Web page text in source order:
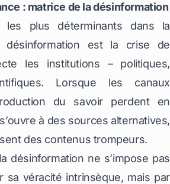
: matrice de la désinformation
les plus déterminants dans la
désinformation est la crise de
les institutions – politiques,
Lorsque les canaux
du savoir perdent en
à des sources alternatives,
des contenus trompeurs.
désinformation ne s’impose pas
sa véracité intrinsèque, mais par